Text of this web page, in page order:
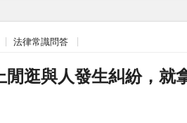
法律常識問答
閒逛與人發生糾紛，就